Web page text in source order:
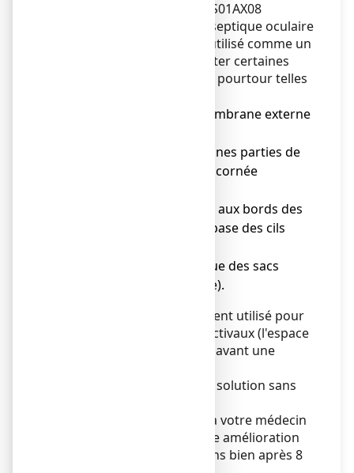
anti-infectieux - code ATC : S01AX08
ZAMELINE contient un antiseptique oculaire
contre les bactéries et est utilisé comme un
antiseptique local pour traiter certaines
infections de l'œil et de son pourtour telles
● inflammation de la membrane externe
● inflammation de certaines parties de
l'œil : la conjonctive et la cornée
● inflammation localisée aux bords des
paupières, souvent à la base des cils
● inflammation chronique des sacs
lacrymaux (dacryocystite).
Ce médicament est également utilisé pour
désinfecter les sacs conjonctivaux (l'espace
entre les paupières et l'œil) avant une
ZAMELINE est un collyre en solution sans
Vous devez vous adresser à votre médecin
si vous ne ressentez aucune amélioration
ou si vous vous sentez moins bien après 8